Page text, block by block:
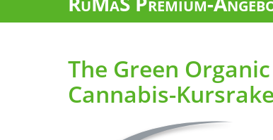
The Green
Cannabis-